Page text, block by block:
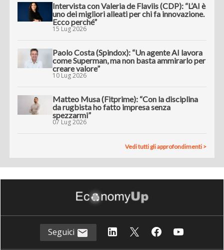
Intervista con Valeria de Flaviis (CDP): “L’AI è
uno dei migliori alleati per chi fa innovazione.
Ecco perché”
15 Lug 2026
Paolo Costa (Spindox): “Un agente AI lavora
come Superman, ma non basta ammirarlo per
creare valore”
10 Lug 2026
Matteo Musa (Fitprime): “Con la disciplina
da rugbista ho fatto impresa senza
spezzarmi”
07 Lug 2026
Vedi tutti gli approfondimenti >
Seguici